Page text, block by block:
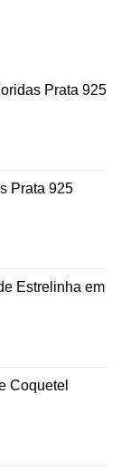
Prata 925
Prata 925
Estrelinha em
Coquetel